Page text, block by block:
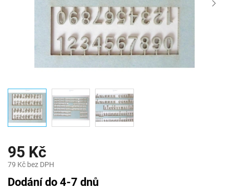
95 Kč
79 Kč bez DPH
Měrná
cena:
Dodání do 4-7 dnů